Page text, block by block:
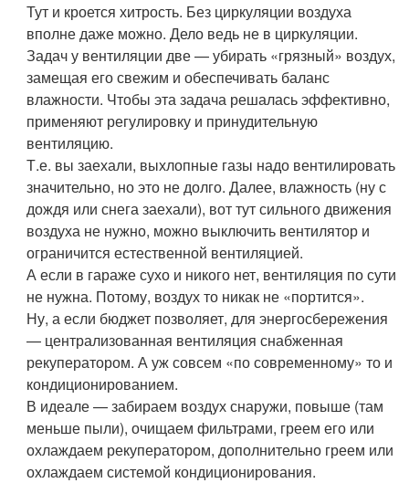
Тут и кроется хитрость. Без циркуляции воздуха
вполне даже можно. Дело ведь не в циркуляции.
Задач у вентиляции две — убирать «грязный» воздух,
замещая его свежим и обеспечивать баланс
влажности. Чтобы эта задача решалась эффективно,
применяют регулировку и принудительную
вентиляцию.
Т.е. вы заехали, выхлопные газы надо вентилировать
значительно, но это не долго. Далее, влажность (ну с
дождя или снега заехали), вот тут сильного движения
воздуха не нужно, можно выключить вентилятор и
ограничится естественной вентиляцией.
А если в гараже сухо и никого нет, вентиляция по сути
не нужна. Потому, воздух то никак не «портится».
Ну, а если бюджет позволяет, для энергосбережения
— централизованная вентиляция снабженная
рекуператором. А уж совсем «по современному» то и
кондиционированием.
В идеале — забираем воздух снаружи, повыше (там
меньше пыли), очищаем фильтрами, греем его или
охлаждаем рекуператором, дополнительно греем или
охлаждаем системой кондиционирования.